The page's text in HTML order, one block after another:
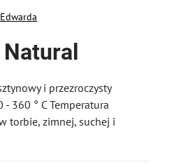
Natural
i przezroczysty
360 ° C Temperatura
torbie, zimnej, suchej i